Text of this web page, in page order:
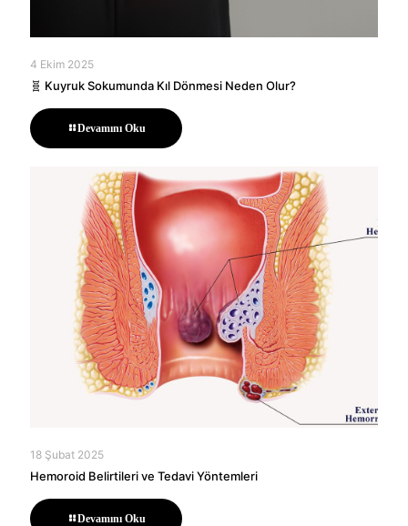
4 Ekim 2025
🧬 Kuyruk Sokumunda Kıl Dönmesi Neden Olur?
Devamını Oku
18 Şubat 2025
Hemoroid Belirtileri ve Tedavi Yöntemleri
Devamını Oku